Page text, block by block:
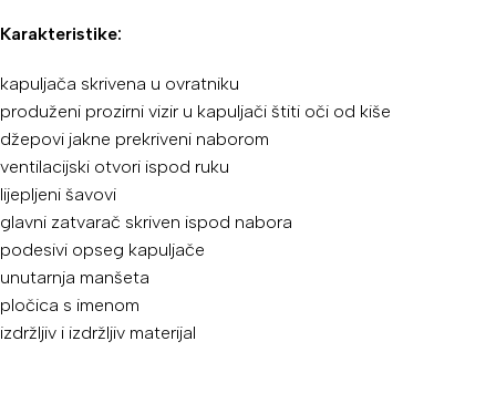
Karakteristike:
kapuljača skrivena u ovratniku
produženi prozirni vizir u kapuljači štiti oči od kiše
džepovi jakne prekriveni naborom
ventilacijski otvori ispod ruku
lijepljeni šavovi
glavni zatvarač skriven ispod nabora
podesivi opseg kapuljače
unutarnja manšeta
pločica s imenom
izdržljiv i izdržljiv materijal